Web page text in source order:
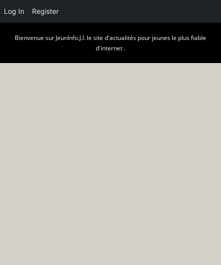
Log In Register
Bienvenue sur JeunInfo.J.I. le site d'actualités pour jeunes le plus fiable
d'internet .